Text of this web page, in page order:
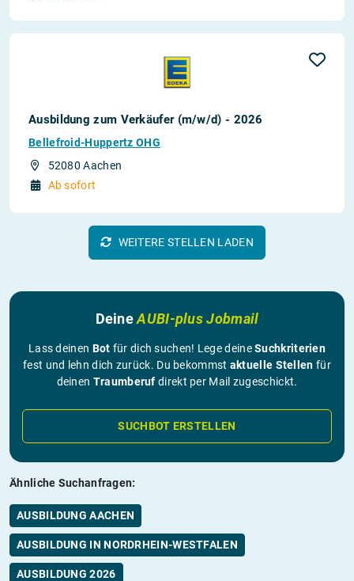
Ausbildung zum Verkäufer (m/w/d) - 2026
Bellefroid-Huppertz OHG
52080 Aachen
Ab sofort
WEITERE STELLEN LADEN
DeineAUBI-plus Jobmail
Lass deinen Bot für dich suchen! Lege deineSuchkriterien
fest und lehn dich zurück. Du bekommst aktuelle Stellen für
deinen Traumberuf direkt per Mail zugeschickt.
SUCHBOT ERSTELLEN
Ähnliche Suchanfragen:
AUSBILDUNG AACHEN
AUSBILDUNG IN NORDRHEIN-WESTFALEN
AUSBILDUNG 2026